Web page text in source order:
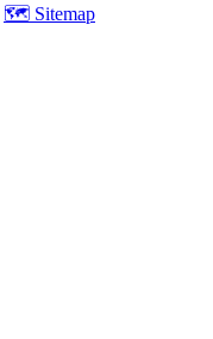
🗺️ Sitemap